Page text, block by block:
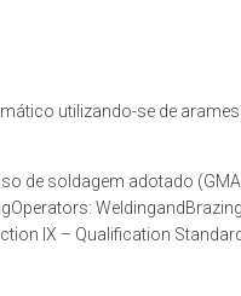
utilizando-se de
de soldagem adotado
IX – Qualification